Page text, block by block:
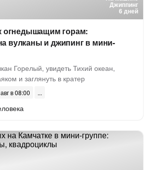
Джиппинг
6 дней
огнедышащим горам:
вулканы и джипинг в мини-
Горелый, увидеть Тихий океан,
и заглянуть в кратер
в 08:00